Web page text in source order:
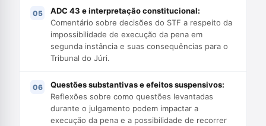
ADC 43 e interpretação constitucional:
Comentário sobre decisões do STF a respeito da
impossibilidade de execução da pena em
segunda instância e suas consequências para o
Tribunal do Júri.
Questões substantivas e efeitos suspensivos:
Reflexões sobre como questões levantadas
durante o julgamento podem impactar a
execução da pena e a possibilidade de recorrer